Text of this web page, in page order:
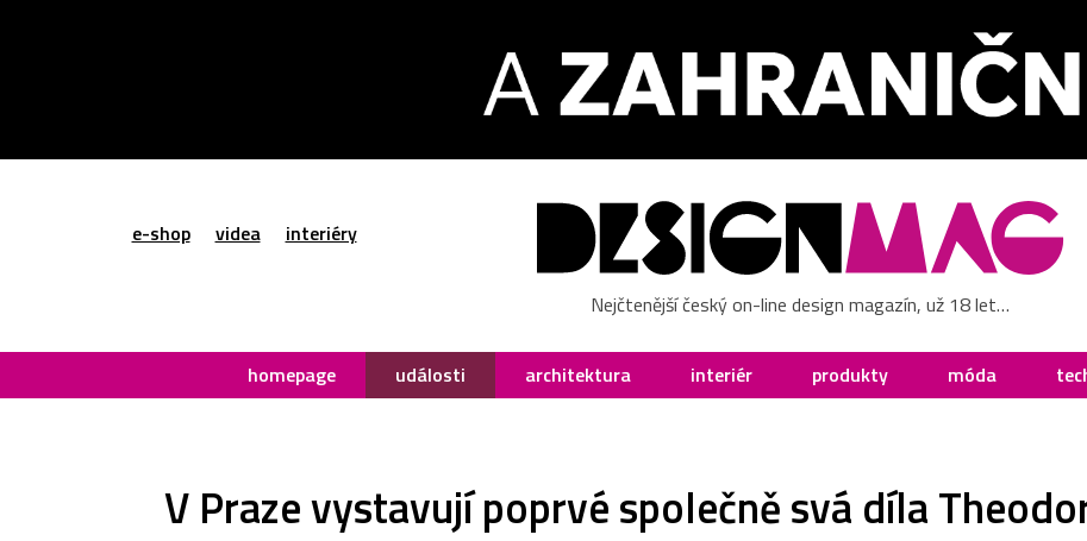
e-shop videa interiéry
Nejčtenější český on-line design magazín, už 18 let…
homepage události architektura interiér produkty móda
V Praze vystavují poprvé společně svá díla